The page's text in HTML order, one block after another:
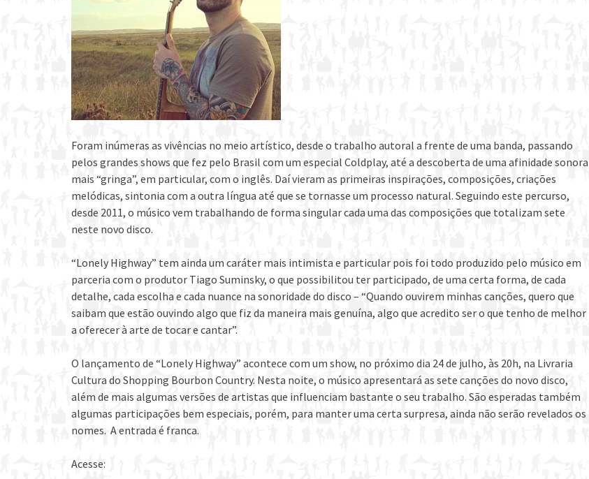
Foram inúmeras as vivências no meio artístico, desde o trabalho autoral a frente de uma banda, passando
pelos grandes shows que fez pelo Brasil com um especial Coldplay, até a descoberta de uma afinidade sonora
mais “gringa”, em particular, com o inglês. Daí vieram as primeiras inspirações, composições, criações
melódicas, sintonia com a outra língua até que se tornasse um processo natural. Seguindo este percurso,
desde 2011, o músico vem trabalhando de forma singular cada uma das composições que totalizam sete
neste novo disco.
“Lonely Highway” tem ainda um caráter mais intimista e particular pois foi todo produzido pelo músico em
parceria com o produtor Tiago Suminsky, o que possibilitou ter participado, de uma certa forma, de cada
detalhe, cada escolha e cada nuance na sonoridade do disco – “Quando ouvirem minhas canções, quero que
saibam que estão ouvindo algo que fiz da maneira mais genuína, algo que acredito ser o que tenho de melhor
a oferecer à arte de tocar e cantar”.
O lançamento de “Lonely Highway” acontece com um show, no próximo dia 24 de julho, às 20h, na Livraria
Cultura do Shopping Bourbon Country. Nesta noite, o músico apresentará as sete canções do novo disco,
além de mais algumas versões de artistas que influenciam bastante o seu trabalho. São esperadas também
algumas participações bem especiais, porém, para manter uma certa surpresa, ainda não serão revelados os
nomes. A entrada é franca.
Acesse: